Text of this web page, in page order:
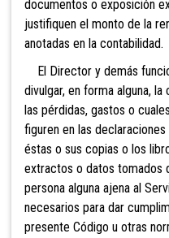
documentos o exposición
justifiquen el monto de la
anotadas en la contabilidad.
El Director y demás
divulgar, en forma alguna,
las pérdidas, gastos o
figuren en las
éstas o sus copias o los
extractos o datos tomados
persona alguna ajena al
necesarios para dar
presente Código u otras